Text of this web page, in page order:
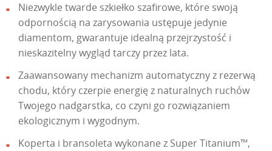
Niezwykle twarde szkiełko szafirowe, które swoją
odpornością na zarysowania ustępuje jedynie
diamentom, gwarantuje idealną przejrzystość i
nieskazitelny wygląd tarczy przez lata.
Zaawansowany mechanizm automatyczny z rezerwą
chodu, który czerpie energię z naturalnych ruchów
Twojego nadgarstka, co czyni go rozwiązaniem
ekologicznym i wygodnym.
Koperta i bransoleta wykonane z Super Titanium™,